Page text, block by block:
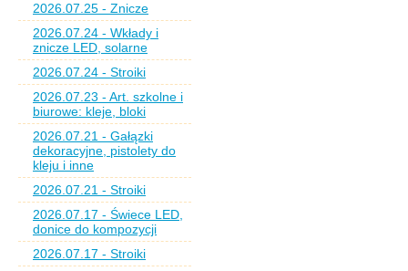
2026.07.25 - Znicze
2026.07.24 - Wkłady i
znicze LED, solarne
2026.07.24 - Stroiki
2026.07.23 - Art. szkolne i
biurowe: kleje, bloki
2026.07.21 - Gałązki
dekoracyjne, pistolety do
kleju i inne
2026.07.21 - Stroiki
2026.07.17 - Świece LED,
donice do kompozycji
2026.07.17 - Stroiki